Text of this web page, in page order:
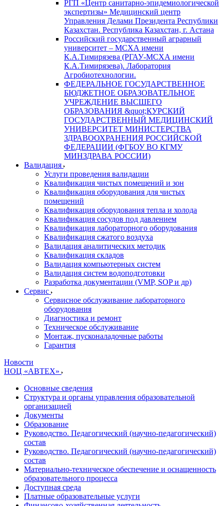
РГП «Центр санитарно-эпидемиологической
экспертизы» Медицинский центр
Управления Делами Президента Республики
Казахстан. Республика Казахстан, г. Астана
Российский государственный аграрный
университет – МСХА имени
К.А.Тимирязева (РГАУ-МСХА имени
К.А.Тимирязева). Лаборатория
Агробиотехнологии.
ФЕДЕРАЛЬНОЕ ГОСУДАРСТВЕННОЕ
БЮДЖЕТНОЕ ОБРАЗОВАТЕЛЬНОЕ
УЧРЕЖДЕНИЕ ВЫСШЕГО
ОБРАЗОВАНИЯ &quot;КУРСКИЙ
ГОСУДАРСТВЕННЫЙ МЕДИЦИНСКИЙ
УНИВЕРСИТЕТ МИНИСТЕРСТВА
ЗДРАВООХРАНЕНИЯ РОССИЙСКОЙ
ФЕДЕРАЦИИ (ФГБОУ ВО КГМУ
МИНЗДРАВА РОССИИ)
Валидация
Услуги проведения валидации
Квалификация чистых помещений и зон
Квалификация оборудования для чистых
помещений
Квалификация оборудования тепла и холода
Квалификация сосудов под давлением
Квалификация лабораторного оборудования
Квалификация сжатого воздуха
Валидация аналитических методик
Квалификация складов
Валидация компьютерных систем
Валидация систем водоподготовки
Разработка документации (VMP, SOP и др)
Cервис
Сервисное обслуживание лабораторного
оборудования
Диагностика и ремонт
Техническое обслуживание
Монтаж, пусконаладочные работы
Гарантия
Новости
НОЦ «АВТЕХ»
Основные сведения
Структура и органы управления образовательной
организацией
Документы
Образование
Руководство. Педагогический (научно-педагогический)
состав
Руководство. Педагогический (научно-педагогический)
состав
Материально-техническое обеспечение и оснащенность
образовательного процесса
Доступная среда
Платные образовательные услуги